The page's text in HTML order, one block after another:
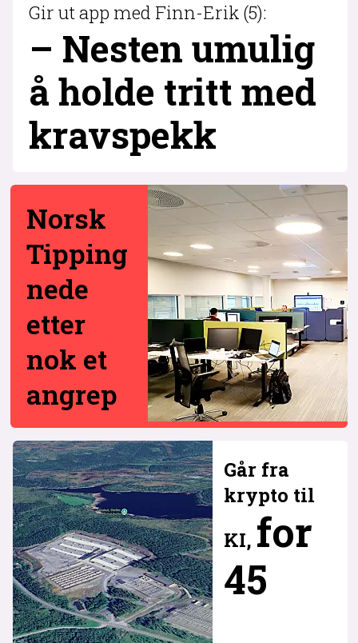
Gir ut app med Finn-Erik (5):
– Nesten umulig
å holde tritt med
krav­spekk
Norsk
Tipping
nede
etter
nok et
angrep
Går fra
krypto til
KI, for
45